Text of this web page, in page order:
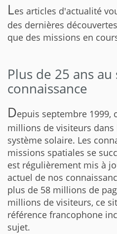
Les articles d'actualité
des dernières
que des missions en
Plus de 25 ans
connaissance
Depuis septembre 1999,
millions de visiteurs
système solaire. Les
missions spatiales se
est régulièrement mis à
actuel de nos
plus de 58 millions de
millions de visiteurs, ce
référence francophone
sujet.